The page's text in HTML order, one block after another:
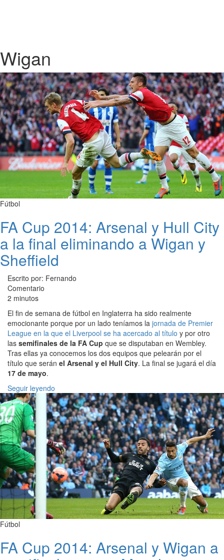
Wigan
Fútbol
FA Cup 2014: Arsenal y Hull City
a la final eliminando a Wigan y
Sheffield
Escrito por: Fernando
Comentario
2 minutos
El fin de semana de fútbol en Inglaterra ha sido realmente
emocionante porque por un lado teníamos la jornada de Premier
League en la que el Liverpool se ha acercado al título y por otro
las semifinales de la FA Cup que se disputaban en Wembley.
Tras ellas ya conocemos los dos equipos que pelearán por el
título que serán el Arsenal y el Hull City. La final se jugará el día
17 de mayo.
Seguir leyendo
Fútbol
FA Cup 2014: Arsenal y Wigan a